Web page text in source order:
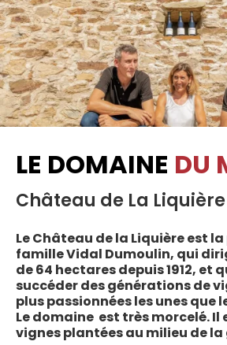
LE DOMAINE DU
Château de La Liquière
Le Château de la Liquière est
famille Vidal Dumoulin, qui
de 64 hectares depuis 1912, et
succéder des générations de
plus passionnées les unes que
Le domaine est très morcelé. Il
vignes plantées au milieu de la